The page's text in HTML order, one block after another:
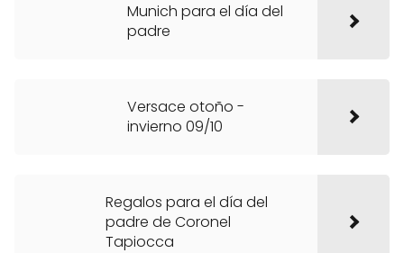
Munich para el día del
padre
Versace otoño -
invierno 09/10
Regalos para el día del
padre de Coronel
Tapiocca